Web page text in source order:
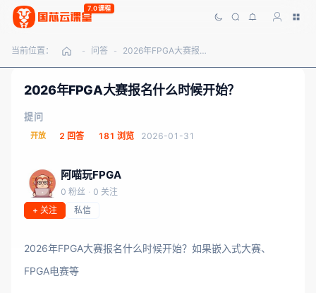
7.0课程
当前位置： - 问答 - 2026年FPGA大赛报名什么时候开始？
2026年FPGA大赛报名什么时候开始？
提问
开放 2 回答 181 浏览 2026-01-31
阿喵玩FPGA
0 粉丝 · 0 关注
+ 关注
私信
2026年FPGA大赛报名什么时候开始？如果嵌入式大赛、
FPGA电赛等